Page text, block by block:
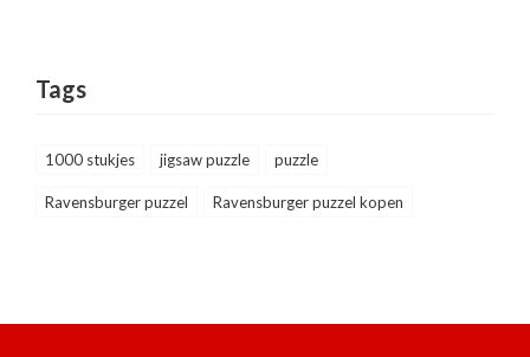
Tags
1000 stukjes jigsaw puzzle puzzle
Ravensburger puzzel Ravensburger puzzel kopen